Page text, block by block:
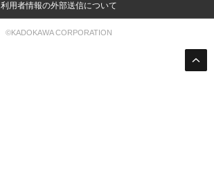
利用者情報の外部送信について
©KADOKAWA CORPORATION